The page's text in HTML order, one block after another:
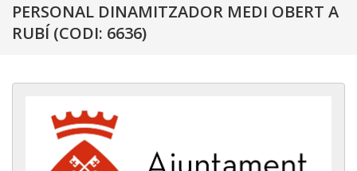
PERSONAL DINAMITZADOR MEDI OBERT A
RUBÍ (CODI: 6636)